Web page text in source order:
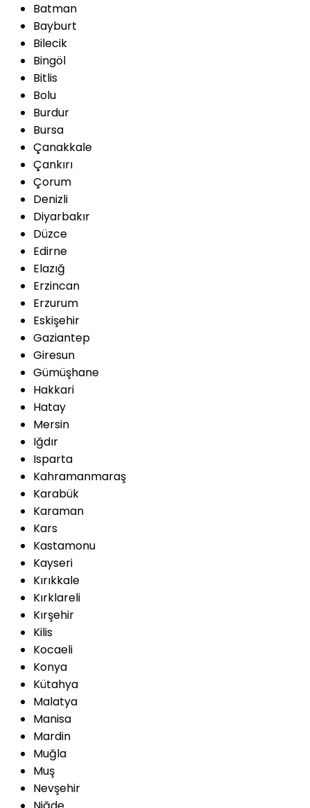
Batman
Bayburt
Bilecik
Bingöl
Bitlis
Bolu
Burdur
Bursa
Çanakkale
Çankırı
Çorum
Denizli
Diyarbakır
Düzce
Edirne
Elazığ
Erzincan
Erzurum
Eskişehir
Gaziantep
Giresun
Gümüşhane
Hakkari
Hatay
Mersin
Iğdır
Isparta
Kahramanmaraş
Karabük
Karaman
Kars
Kastamonu
Kayseri
Kırıkkale
Kırklareli
Kırşehir
Kilis
Kocaeli
Konya
Kütahya
Malatya
Manisa
Mardin
Muğla
Muş
Nevşehir